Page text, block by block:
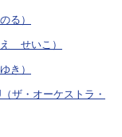
）
せいこ）
）
ザ・オーケストラ・